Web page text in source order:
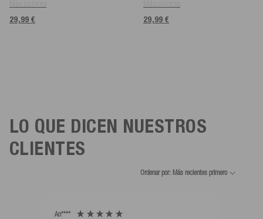
29,99 € 29,99 €
LO QUE DICEN NUESTROS
CLIENTES
Ordenar por: Más recientes primero
An****